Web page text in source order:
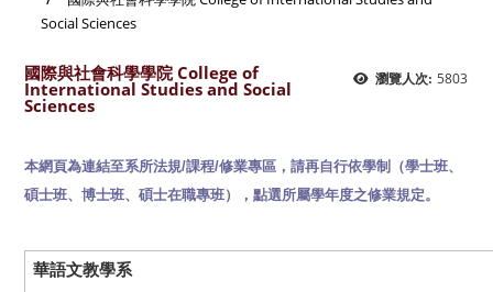
Social Sciences
瀏覽人次: 5803
國際與社會科學學院 College of
International Studies and Social
Sciences
本網頁為連結至系所法規/課程/修業專區，請再自行依學制（學士班、
碩士班、博士班、碩士在職專班），點選所屬學年度之修業規定。
華語文教學系